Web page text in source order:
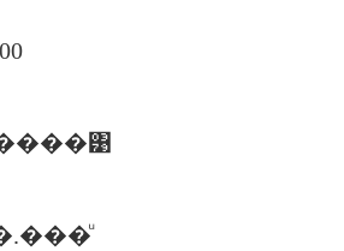
�.���ͧ